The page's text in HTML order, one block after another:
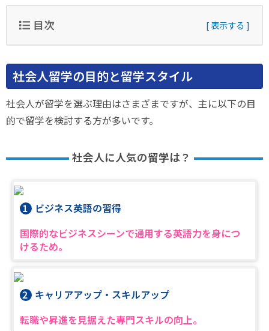
目次
社会人留学の目的と留学スタイル
社会人が留学を選ぶ理由はさまざまですが、主に以下の目
的で留学を検討する方が多いです。
社会人に人気の留学は？
ビジネス英語の習得
国際的なビジネスシーンで通用する英語力を身につ
けるため。
キャリアアップ・スキルアップ
転職や昇進を見据えた専門スキルの向上。